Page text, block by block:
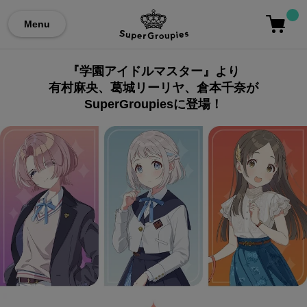
Menu
『学園アイドルマスター』より
有村麻央、葛城リーリヤ、倉本千奈が
SuperGroupiesに登場！